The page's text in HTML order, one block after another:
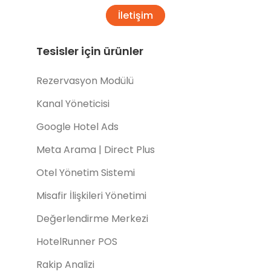
İletişim
Tesisler için ürünler
Rezervasyon Modülü
Kanal Yöneticisi
Google Hotel Ads
Meta Arama | Direct Plus
Otel Yönetim Sistemi
Misafir İlişkileri Yönetimi
Değerlendirme Merkezi
HotelRunner POS
Rakip Analizi